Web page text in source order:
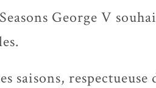
George V
saisons,